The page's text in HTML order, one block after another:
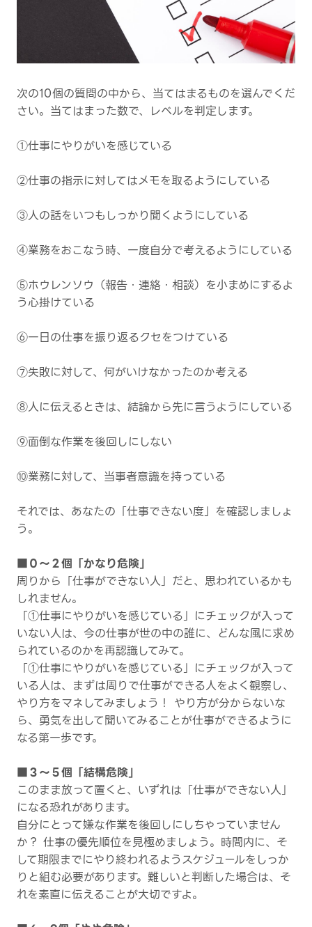
次の10個の質問の中から、当てはまるものを選んでくだ
さい。当てはまった数で、レベルを判定します。
①仕事にやりがいを感じている
②仕事の指示に対してはメモを取るようにしている
③人の話をいつもしっかり聞くようにしている
④業務をおこなう時、一度自分で考えるようにしている
⑤ホウレンソウ（報告・連絡・相談）を小まめにするよ
う心掛けている
⑥一日の仕事を振り返るクセをつけている
⑦失敗に対して、何がいけなかったのか考える
⑧人に伝えるときは、結論から先に言うようにしている
⑨面倒な作業を後回しにしない
⑩業務に対して、当事者意識を持っている
それでは、あなたの「仕事できない度」を確認しましょ
う。
■０～２個「かなり危険」
周りから「仕事ができない人」だと、思われているかも
しれません。
「①仕事にやりがいを感じている」にチェックが入って
いない人は、今の仕事が世の中の誰に、どんな風に求め
られているのかを再認識してみて。
「①仕事にやりがいを感じている」にチェックが入って
いる人は、まずは周りで仕事ができる人をよく観察し、
やり方をマネしてみましょう！ やり方が分からないな
ら、勇気を出して聞いてみることが仕事ができるように
なる第一歩です。
■３～５個「結構危険」
このまま放って置くと、いずれは「仕事ができない人」
になる恐れがあります。
自分にとって嫌な作業を後回しにしちゃっていません
か？ 仕事の優先順位を見極めましょう。時間内に、そ
して期限までにやり終われるようスケジュールをしっか
りと組む必要があります。難しいと判断した場合は、そ
れを素直に伝えることが大切ですよ。